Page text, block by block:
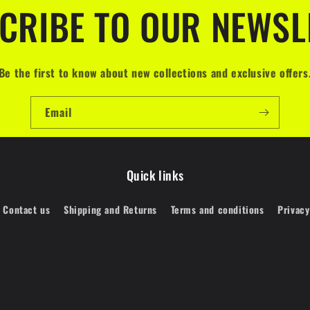
TO OUR
Be the first to know about new collections and exclusive
Email
Quick links
Contact us Shipping and Returns Terms and conditions